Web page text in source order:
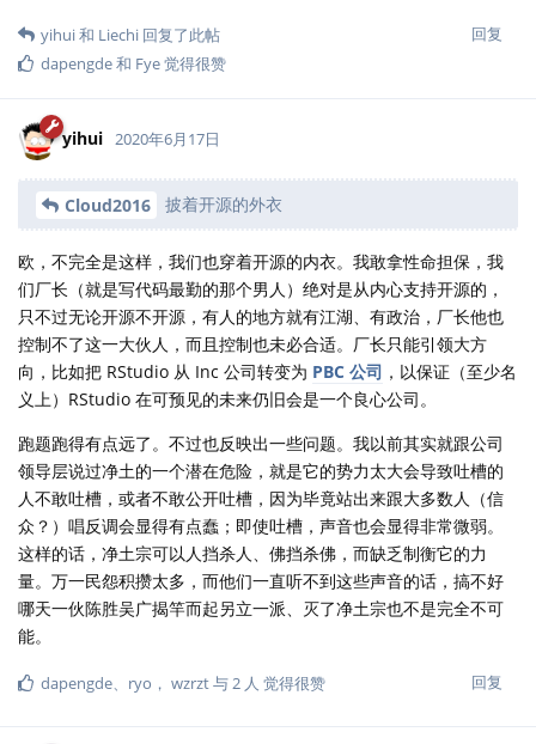
回复
yihui和 Liechi 回复了此帖
dapengde和 Fye觉得很赞
yihui 2020年6月17日
Cloud2016 披着开源的外衣
欧，不完全是这样，我们也穿着开源的内衣。我敢拿性命担保，我
们厂长（就是写代码最勤的那个男人）绝对是从内心支持开源的，
只不过无论开源不开源，有人的地方就有江湖、有政治，厂长他也
控制不了这一大伙人，而且控制也未必合适。厂长只能引领大方
向，比如把 RStudio 从 Inc 公司转变为 PBC 公司 ，以保证（至少名
义上）RStudio 在可预见的未来仍旧会是一个良心公司。
跑题跑得有点远了。不过也反映出一些问题。我以前其实就跟公司
领导层说过净土的一个潜在危险，就是它的势力太大会导致吐槽的
人不敢吐槽，或者不敢公开吐槽，因为毕竟站出来跟大多数人（信
众？）唱反调会显得有点蠢；即使吐槽，声音也会显得非常微弱。
这样的话，净土宗可以人挡杀人、佛挡杀佛，而缺乏制衡它的力
量。万一民怨积攒太多，而他们一直听不到这些声音的话，搞不好
哪天一伙陈胜吴广揭竿而起另立一派、灭了净土宗也不是完全不可
能。
回复
dapengde、 ryo ， wzrzt与2 人 觉得很赞